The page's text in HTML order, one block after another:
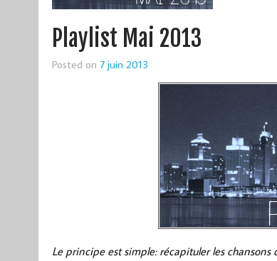
Playlist Mai 2013
Posted on 7 juin 2013
Le principe est simple: récapituler les